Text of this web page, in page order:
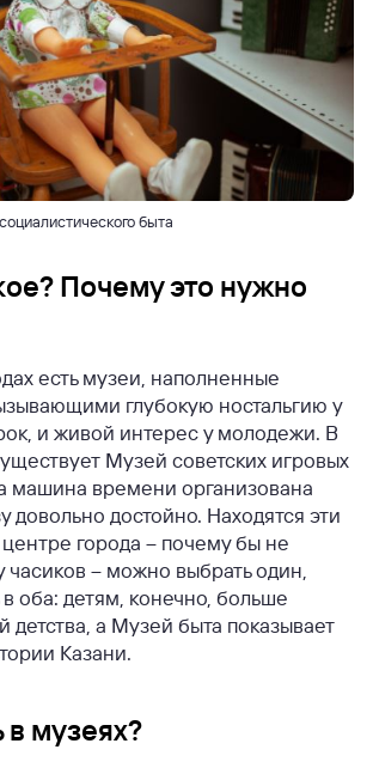
быта
Почему это нужно
есть музеи, наполненные
глубокую ностальгию у
и живой интерес у молодежи. В
Музей советских игровых
машина времени организована
довольно достойно. Находятся эти
города – почему бы не
часиков – можно выбрать один,
оба: детям, конечно, больше
детства, а Музей быта показывает
Казани.
в музеях?